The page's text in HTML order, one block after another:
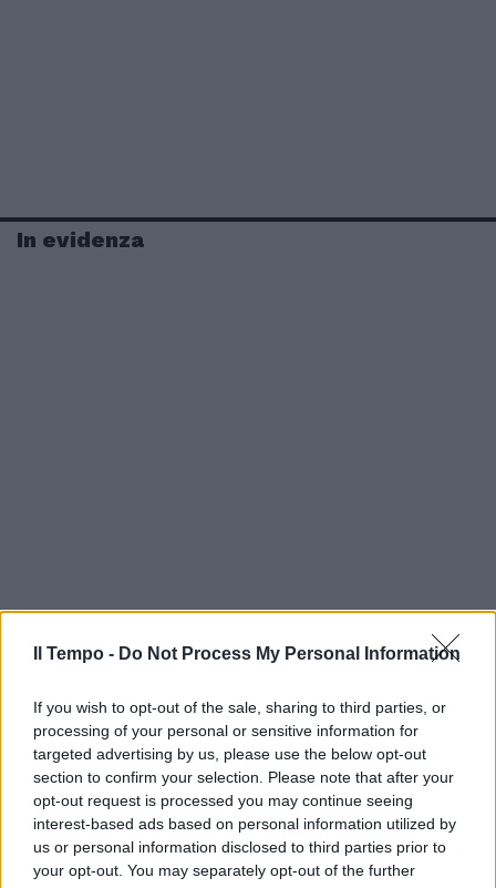
Il Tempo - Do Not Process My Personal Information
If you wish to opt-out of the sale, sharing to third parties, or
processing of your personal or sensitive information for
targeted advertising by us, please use the below opt-out
section to confirm your selection. Please note that after your
opt-out request is processed you may continue seeing
interest-based ads based on personal information utilized by
us or personal information disclosed to third parties prior to
your opt-out. You may separately opt-out of the further
In evidenza